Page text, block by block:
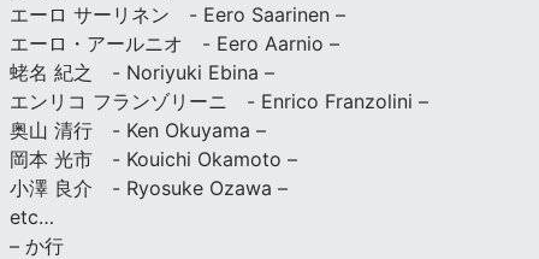
エーロ サーリネン - Eero Saarinen –
エーロ・アールニオ - Eero Aarnio –
蛯名 紀之 - Noriyuki Ebina –
エンリコ フランゾリーニ - Enrico Franzolini –
奥山 清行 - Ken Okuyama –
岡本 光市 - Kouichi Okamoto –
小澤 良介 - Ryosuke Ozawa –
etc…
– か行